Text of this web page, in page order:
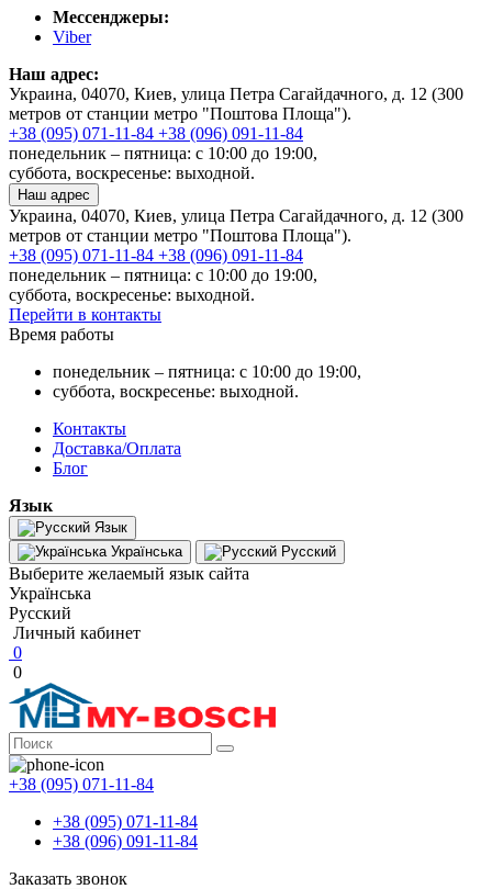
Мессенджеры:
Viber
Наш адрес:
Украина, 04070, Киев, улица Петра Сагайдачного, д. 12 (300
метров от станции метро "Поштова Площа").
+38 (095) 071-11-84 +38 (096) 091-11-84
понедельник – пятница: с 10:00 до 19:00,
суббота, воскресенье: выходной.
Наш адрес
Украина, 04070, Киев, улица Петра Сагайдачного, д. 12 (300
метров от станции метро "Поштова Площа").
+38 (095) 071-11-84 +38 (096) 091-11-84
понедельник – пятница: с 10:00 до 19:00,
суббота, воскресенье: выходной.
Перейти в контакты
Время работы
понедельник – пятница: с 10:00 до 19:00,
суббота, воскресенье: выходной.
Контакты
Доставка/Оплата
Блог
Язык
Язык
Українська
Русский
Выберите желаемый язык сайта
Українська
Русский
Личный кабинет
0
0
+38 (095) 071-11-84
+38 (095) 071-11-84
+38 (096) 091-11-84
Заказать звонок